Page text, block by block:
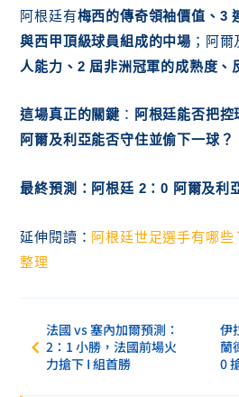
阿根廷有梅西的傳奇領袖價值、3
與西甲頂級球員組成的中場 ；阿
人能力、2 屆非洲冠軍的成熟度、
這場真正的關鍵 ： 阿根廷能否把控
阿爾及利亞能否守住並偷下一球？
最終預測：阿根廷 2：0 阿爾及利
延伸閱讀： 阿根廷世足選手有哪
整理
法國 vs 塞內加爾預測：
2：1 小勝，法國前場火
力搶下 I 組首勝
伊
蘭
0